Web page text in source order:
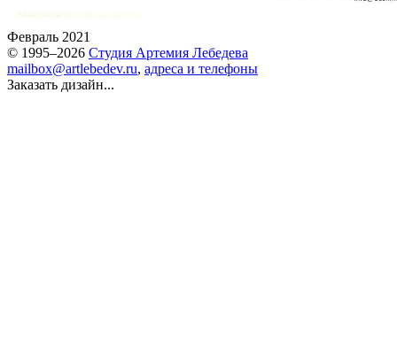
Февраль 2021
© 1995–2026 Студия Артемия Лебедева
mailbox@artlebedev.ru, адреса и телефоны
Заказать дизайн...